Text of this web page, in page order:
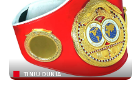
TINJU DUNIA